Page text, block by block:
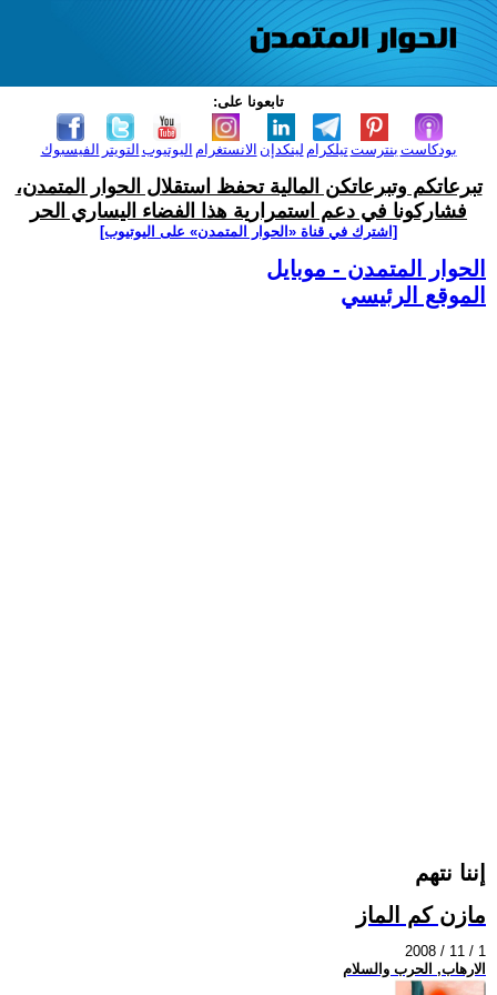
تابعونا على:
الفيسبوك التويتر اليوتيوب الانستغرام لينكدإن تيلكرامبنترست بودكاست
تبرعاتكم وتبرعاتكن المالية تحفظ استقلال الحوار المتمدن،
فشاركونا في دعم استمرارية هذا الفضاء اليساري الحر
[اشترك في قناة ‫«الحوار المتمدن» على اليوتيوب]
الحوار المتمدن - موبايل
الموقع الرئيسي
إننا نتهم
مازن كم الماز
2008 / 11 / 1
الارهاب, الحرب والسلام